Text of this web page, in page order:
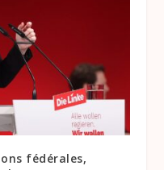
fédérales,